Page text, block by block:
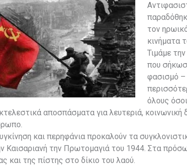
τον
κινήματα
Τιμάμε
που
φασισμό –
όλους
αποσπάσματα για λευτεριά,
και περηφάνια προκαλούν τα
Καισαριανή την Πρωτομαγιά του 1944. Στα
και της πίστης στο δίκιο του λαού.